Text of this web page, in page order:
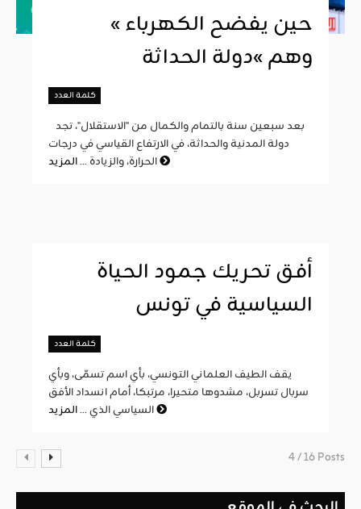
« حين يفضح الكهرباء
وهم »دولة الحداثة
كلمة العدد
دولة المدنية والحداثة، في الارتفاع القياسي في درجات
الحرارة، والزيادة ...
أفق تحريك جمود الحياة
السياسية في تونس
كلمة العدد
يقف الطيف العلماني التونسي، بأي اسم تسمّى، وبأي
سربال تسربل، مشدوها متحيرا، مرتبكا، أمام انسداد الأفق
السياسي الذي ...
4 / 16 Posts